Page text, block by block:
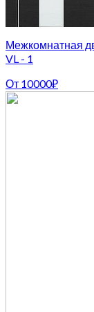
Межкомнатная
VL - 1
От 10000₽